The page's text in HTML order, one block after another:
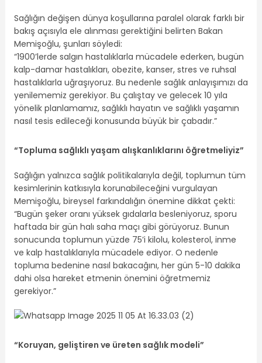
Sağlığın değişen dünya koşullarına paralel olarak farklı bir
bakış açısıyla ele alınması gerektiğini belirten Bakan
Memişoğlu, şunları söyledi:
“1900’lerde salgın hastalıklarla mücadele ederken, bugün
kalp-damar hastalıkları, obezite, kanser, stres ve ruhsal
hastalıklarla uğraşıyoruz. Bu nedenle sağlık anlayışımızı da
yenilememiz gerekiyor. Bu çalıştay ve gelecek 10 yıla
yönelik planlamamız, sağlıklı hayatın ve sağlıklı yaşamın
nasıl tesis edileceği konusunda büyük bir çabadır.”
“Topluma sağlıklı yaşam alışkanlıklarını öğretmeliyiz”
Sağlığın yalnızca sağlık politikalarıyla değil, toplumun tüm
kesimlerinin katkısıyla korunabileceğini vurgulayan
Memişoğlu, bireysel farkındalığın önemine dikkat çekti:
“Bugün şeker oranı yüksek gıdalarla besleniyoruz, sporu
haftada bir gün halı saha maçı gibi görüyoruz. Bunun
sonucunda toplumun yüzde 75’i kilolu, kolesterol, inme
ve kalp hastalıklarıyla mücadele ediyor. O nedenle
topluma bedenine nasıl bakacağını, her gün 5-10 dakika
dahi olsa hareket etmenin önemini öğretmemiz
gerekiyor.”
“Koruyan, geliştiren ve üreten sağlık modeli”